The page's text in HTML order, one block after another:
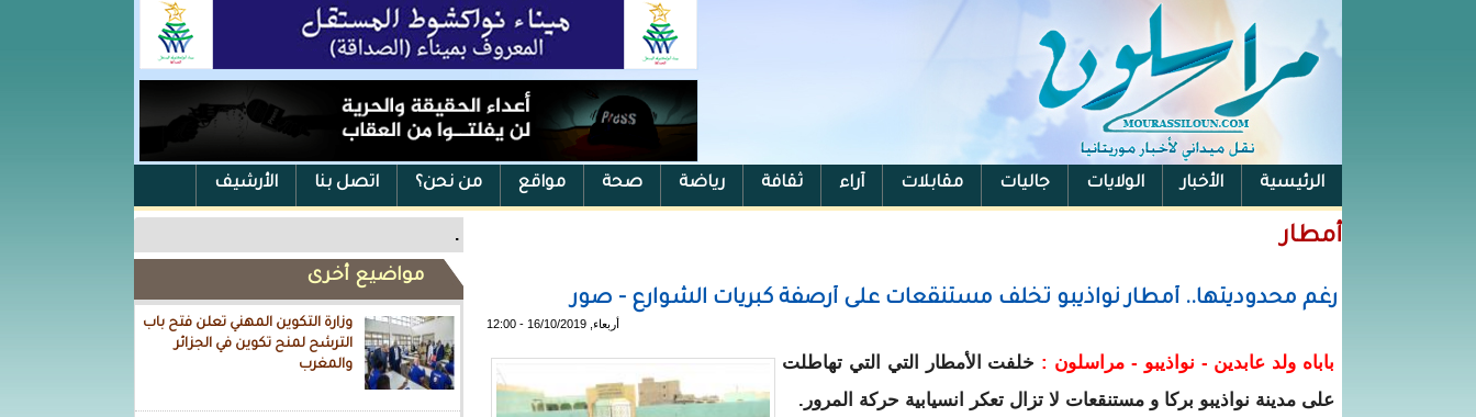
الرئيسية الأخبار الولايات جاليات مقابلات آراء ثقافة رياضة صحة مواقع من نحن؟ اتصل بنا الأرشيف
الفيس بوك .
مواضيع أخرى
وزارة التكوين المهني تعلن فتح باب
الترشح لمنح تكوين في الجزائر
والمغرب
أمطار
رغم محدوديتها.. أمطار نواذيبو تخلف مستنقعات على أرصفة كبريات الشوارع - صور
أربعاء, 16/10/2019 - 12:00
باباه ولد عابدين - نواذيبو - مراسلون : خلفت الأمطار التي التي تهاطلت
على مدينة نواذيبو بركا و مستنقعات لا تزال تعكر انسيابية حركة المرور.